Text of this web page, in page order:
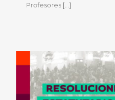
Profesores […]